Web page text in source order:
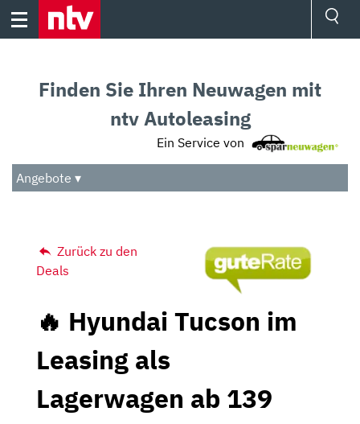
Skip
Audio
Das Beste
Finden Sie Ihren Neuwagen mit
ntv Autoleasing
Ein Service von
Angebote ▾
Zurück zu den
Deals
🔥 Hyundai Tucson im
Leasing als
Lagerwagen ab 139